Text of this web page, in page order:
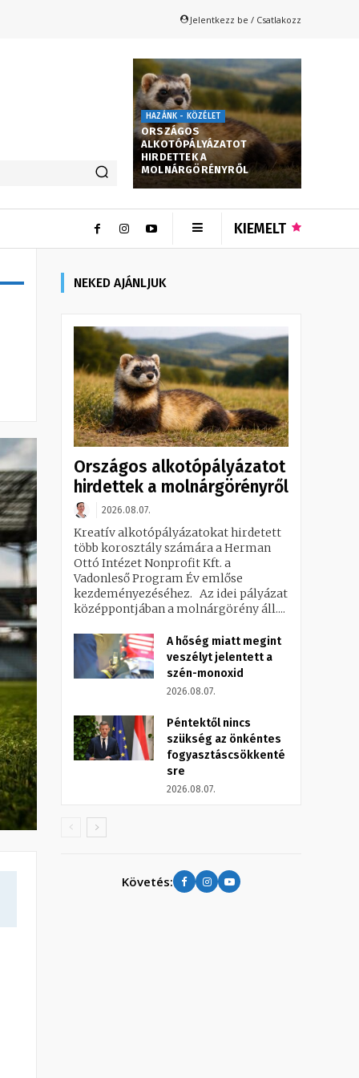
Jelentkezz be / Csatlakozz
HAZÁNK - KÖZÉLET
ORSZÁGOS
ALKOTÓPÁLYÁZATOT
HIRDETTEK A
MOLNÁRGÖRÉNYRŐL
KIEMELT
NEKED AJÁNLJUK
Országos alkotópályázatot
hirdettek a molnárgörényről
2026.08.07.
Kreatív alkotópályázatokat hirdetett
több korosztály számára a Herman
Ottó Intézet Nonprofit Kft. a
Vadonleső Program Év emlőse
kezdeményezéséhez. Az idei pályázat
középpontjában a molnárgörény áll....
A hőség miatt megint
veszélyt jelentett a
szén-monoxid
2026.08.07.
Péntektől nincs
szükség az önkéntes
fogyasztáscsökkenté
sre
2026.08.07.
Követés: